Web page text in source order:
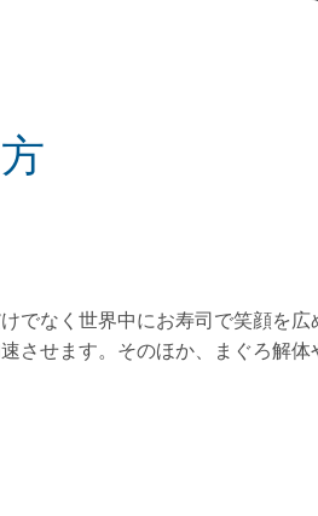
でなく世界中にお寿司で笑顔を広
させます。そのほか、まぐろ解体